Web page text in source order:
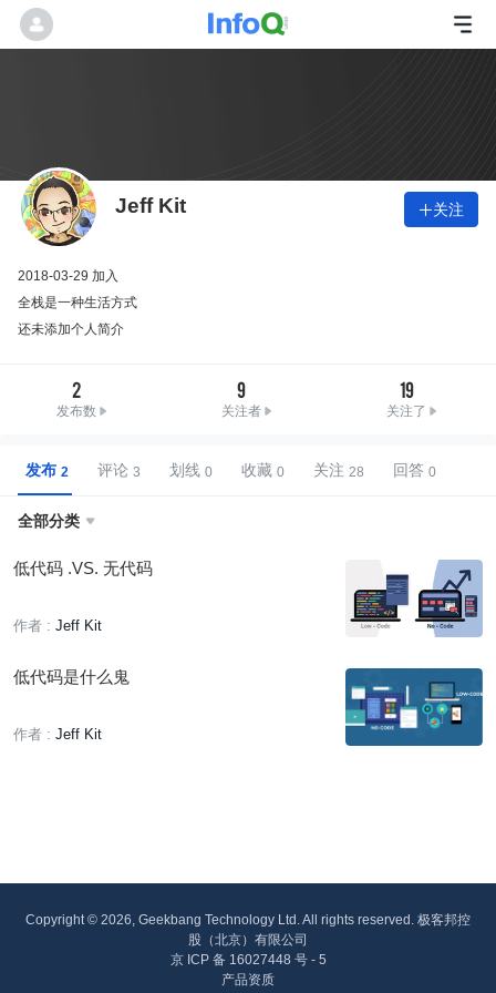
Jeff Kit 关注
2018-03-29 加入
全栈是一种生活方式
还未添加个人简介
2
发布数
9
关注者
19
关注了
发布 评论 划线 收藏 关注 回答
全部分类 
低代码 .VS. 无代码
作者 : Jeff Kit
低代码是什么鬼
作者 : Jeff Kit
Copyright © 2026, Geekbang Technology Ltd. All rights reserved. 极客邦控
股（北京）有限公司
京 ICP 备 16027448 号 - 5
产品资质